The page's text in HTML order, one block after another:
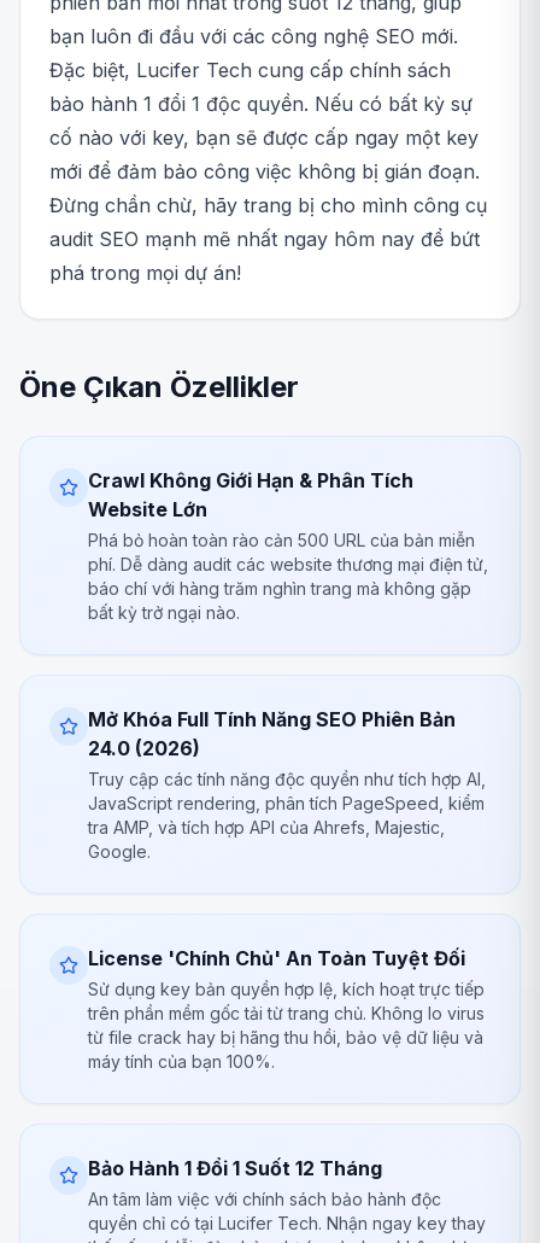
bạn luôn đi đầu với các công nghệ SEO mới.
Đặc biệt, Lucifer Tech cung cấp chính sách
bảo hành 1 đổi 1 độc quyền. Nếu có bất kỳ sự
cố nào với key, bạn sẽ được cấp ngay một key
mới để đảm bảo công việc không bị gián đoạn.
Đừng chần chừ, hãy trang bị cho mình công cụ
audit SEO mạnh mẽ nhất ngay hôm nay để bứt
phá trong mọi dự án!
Öne Çıkan Özellikler
Crawl Không Giới Hạn & Phân Tích
Website Lớn
Phá bỏ hoàn toàn rào cản 500 URL của bản miễn
phí. Dễ dàng audit các website thương mại điện tử,
báo chí với hàng trăm nghìn trang mà không gặp
bất kỳ trở ngại nào.
Mở Khóa Full Tính Năng SEO Phiên Bản
24.0 (2026)
Truy cập các tính năng độc quyền như tích hợp AI,
JavaScript rendering, phân tích PageSpeed, kiểm
tra AMP, và tích hợp API của Ahrefs, Majestic,
Google.
License 'Chính Chủ' An Toàn Tuyệt Đối
Sử dụng key bản quyền hợp lệ, kích hoạt trực tiếp
trên phần mềm gốc tải từ trang chủ. Không lo virus
từ file crack hay bị hãng thu hồi, bảo vệ dữ liệu và
máy tính của bạn 100%.
Bảo Hành 1 Đổi 1 Suốt 12 Tháng
An tâm làm việc với chính sách bảo hành độc
quyền chỉ có tại Lucifer Tech. Nhận ngay key thay